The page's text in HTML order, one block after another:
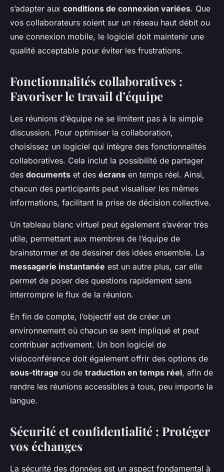
s’adapter aux conditions de connexion variées. Que
vos collaborateurs soient sur un réseau haut débit ou
une connexion mobile, le logiciel doit maintenir une
qualité acceptable pour éviter les frustrations.
Fonctionnalités collaboratives :
Favoriser le travail d’équipe
Les réunions d’équipe ne se limitent pas à la simple
discussion. Pour optimiser la collaboration,
choisissez un logiciel qui intègre des fonctionnalités
collaboratives. Cela inclut la possibilité de partager
des documents et des écrans en temps réel. Ainsi,
chacun des participants peut visualiser les mêmes
informations, facilitant la prise de décision collective.
Un tableau blanc virtuel peut également s’avérer très
utile, permettant aux membres de l’équipe de
brainstormer et de dessiner des idées ensemble. La
messagerie instantanée est un autre plus, car elle
permet de poser des questions rapidement sans
interrompre le flux de la réunion.
En fin de compte, l’objectif est de créer un
environnement où chacun se sent impliqué et peut
contribuer activement. Un bon logiciel de
visioconférence doit également offrir des options de
sous-titrage ou de traduction en temps réel, afin de
rendre les réunions accessibles à tous, peu importe la
langue.
Sécurité et confidentialité : Protéger
vos échanges
La sécurité des données est un aspect fondamental à